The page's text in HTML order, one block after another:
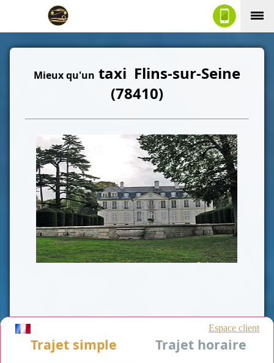
Mieux qu'un taxi Flins-sur-Seine
(78410)
Service de chauffeur privé taxi Flins-sur-
Seine (78410)